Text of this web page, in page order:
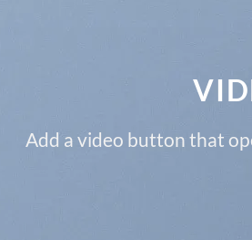
Add a video button that